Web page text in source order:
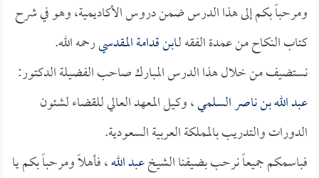
ومرحباً بكم إلى هذا الدرس ضمن دروس الأكاديمية، وهو في شرح
كتاب النكاح من عمدة الفقه لـابن قدامة المقدسيرحمه الله.
نستضيف من خلال هذا الدرس المبارك صاحب الفضيلة الدكتور:
عبد الله بن ناصر السلمي، وكيل المعهد العالي للقضاء لشئون
الدورات والتدريب بالمملكة العربية السعودية.
فباسمكم جميعاً نرحب بضيفنا الشيخعبد الله، فأهلاً ومرحباً بكم يا